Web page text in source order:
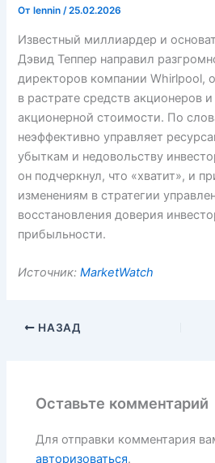
От lennin/25.02.2026
Известный миллиардер и
Дэвид Теппер направил
директоров компании Whirlpool,
в растрате средств акционеров
акционерной стоимости. По
неэффективно управляет
убыткам и недовольству
он подчеркнул, что «хватит», и
изменениям в стратегии
восстановления доверия
прибыльности.
Источник:MarketWatch
НАЗАД
Оставьте комментарий
Для отправки комментария
авторизоваться.